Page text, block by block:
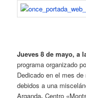
Jueves 8 de mayo, a
programa organizado
Dedicado en el mes
debidos a una
Arganda,Centro